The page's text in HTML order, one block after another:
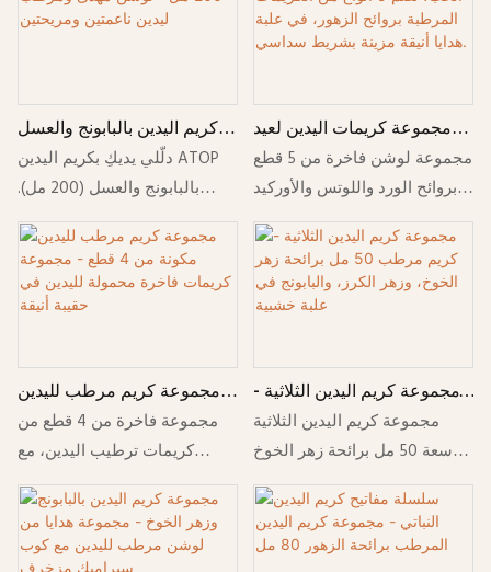
مبيعًا لدينا: البابونج، والخزامى،
لترطيب وتلطيف البشرة الجافة.
تصنيع المعدات الأصلية/العلامات
التجارية الخاصة متاحة - اختر
مثالية للهدايا والعروض الترويجية.
كريم اليدين بالبابونج والعسل
200 مل - لوشن مهدئ
ومرطب ليدين ناعمتين
دلّلي يديكِ بكريم اليدين ATOP
بالبابونج والعسل (200 مل).
تركيبة مهدئة وغير دهنية ترطب
البشرة الجافة والمتهيجة بعمق
وتهدئها. مثالي للاستخدام
اليومي، وللبشرة الحساسة،
مجموعة كريمات اليدين لعيد
الحب، تضم 5 أنواع من
الكريمات المرطبة بروائح
مزينة بشريط سداسي.
مجموعة لوشن فاخرة من 5 قطع
بروائح الورد واللوتس والأوركيد
والزنبق، في علبة هدايا سداسية
أنيقة. باقة ورد · زهرة اللوتس ·
حلم الأوركيد · زنبق الوادي · حلم
الورد.
مجموعة كريم مرطب لليدين
مكونة من 4 قطع - مجموعة
كريمات فاخرة محمولة لليدين
مجموعة فاخرة من 4 قطع من
كريمات ترطيب اليدين، مع
لوشن مرطب محمول في حقيبة
أنيقة. تنعم اليدين الجافتين
مجموعة كريم اليدين الثلاثية -
كريم مرطب 50 مل برائحة
زهر الخوخ، وزهر الكرز،
مجموعة كريم اليدين الثلاثية
سعة 50 مل برائحة زهر الخوخ
وزهر الكرز والبابونج في علبة
خشبية مزخرفة لترطيب اليدين
وتنعيمهما.